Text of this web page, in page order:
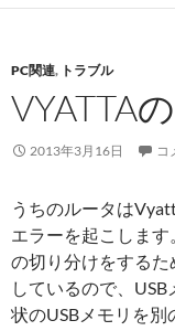
PC関連, トラブル
VYATTA
2013年3月16日 コ
うちのルータは
エラーを起こしま
の切り分けをする
しているので、
状のUSBメモリを別